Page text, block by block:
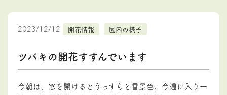
2023/12/12 開花情報 園内の様子
ツバキの開花すすんでいます
今朝は、窓を開けるとうっすらと雪景色。今週に入り一